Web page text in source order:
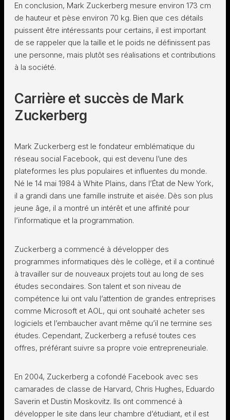
En conclusion, Mark Zuckerberg mesure environ 173 cm
de hauteur et pèse environ 70 kg. Bien que ces détails
puissent être intéressants pour certains, il est important
de se rappeler que la taille et le poids ne définissent pas
une personne, mais plutôt ses réalisations et contributions
à la société.
Carrière et succès de Mark
Zuckerberg
Mark Zuckerberg est le fondateur emblématique du
réseau social Facebook, qui est devenu l’une des
plateformes les plus populaires et influentes du monde.
Né le 14 mai 1984 à White Plains, dans l’État de New York,
il a grandi dans une famille instruite et aisée. Dès son plus
jeune âge, il a montré un intérêt et une affinité pour
l’informatique et la programmation.
Zuckerberg a commencé à développer des
programmes informatiques dès le collège, et il a continué
à travailler sur de nouveaux projets tout au long de ses
études secondaires. Son talent et son niveau de
compétence lui ont valu l’attention de grandes entreprises
comme Microsoft et AOL, qui ont souhaité acheter ses
logiciels et l’embaucher avant même qu’il ne termine ses
études. Cependant, Zuckerberg a refusé toutes ces
offres, préférant suivre sa propre voie entrepreneuriale.
En 2004, Zuckerberg a cofondé Facebook avec ses
camarades de classe de Harvard, Chris Hughes, Eduardo
Saverin et Dustin Moskovitz. Ils ont commencé à
développer le site dans leur chambre d’étudiant, et il est